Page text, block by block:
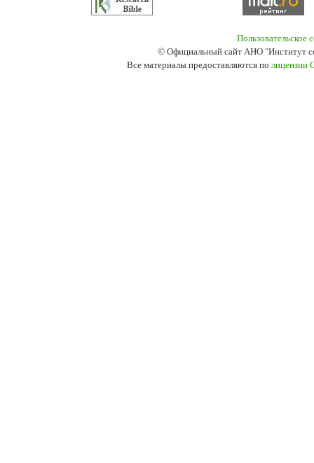
Пользовательское
© Официальный сайт АНО "Институт
Все материалы предоставляются по лицензии